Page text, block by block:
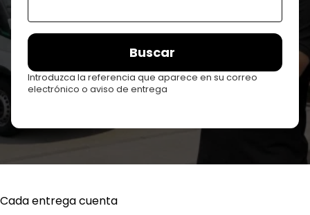
Buscar
Introduzca la referencia que aparece en su correo
electrónico o aviso de entrega
Cada entrega cuenta